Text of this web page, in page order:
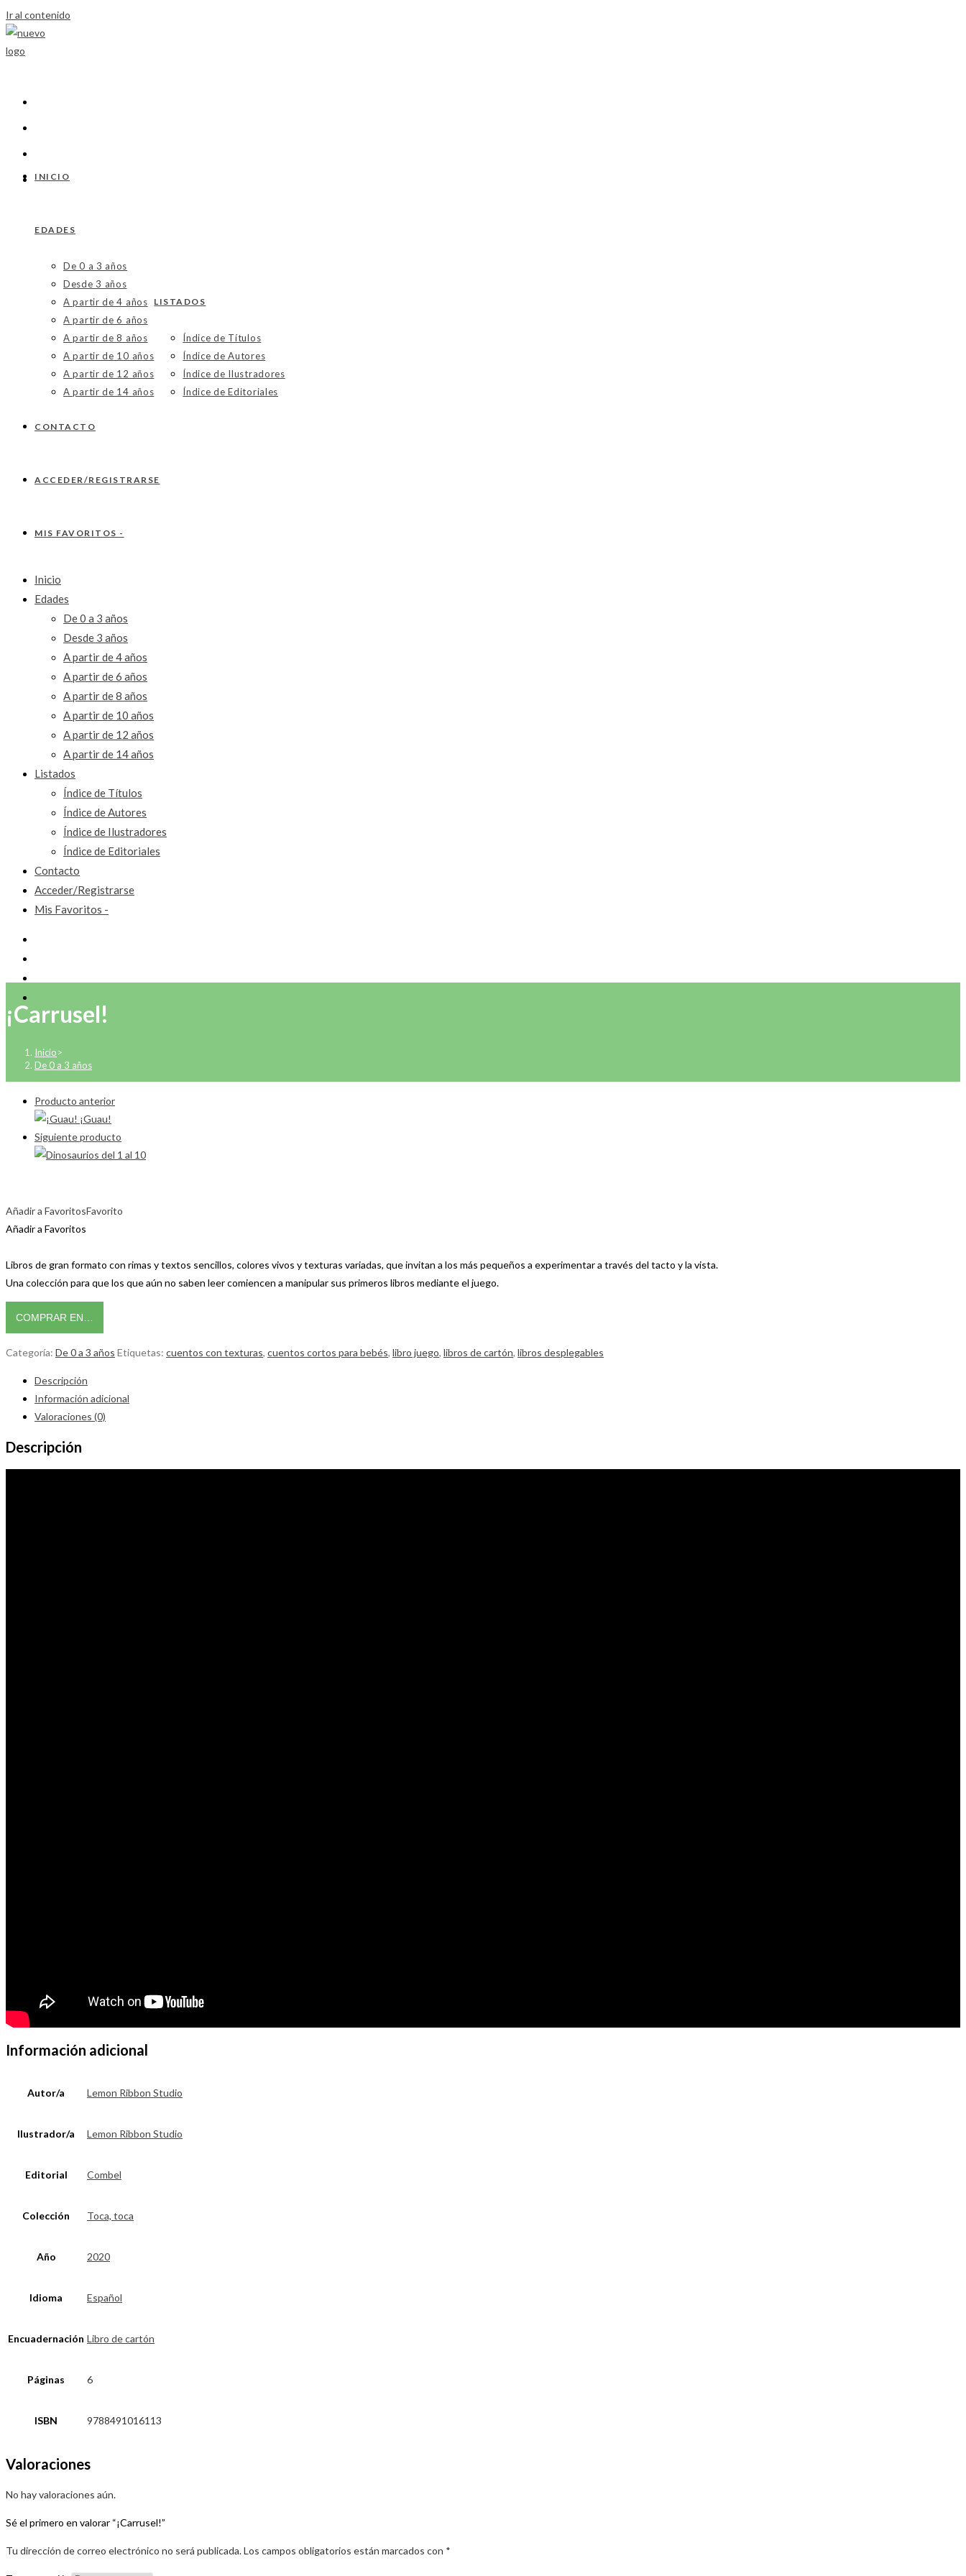
Ir al contenido
INICIO
EDADES
De 0 a 3 años
Desde 3 años
A partir de 4 años
A partir de 6 años
A partir de 8 años
A partir de 10 años
A partir de 12 años
A partir de 14 años
LISTADOS
Índice de Títulos
Índice de Autores
Índice de Ilustradores
Índice de Editoriales
CONTACTO
ACCEDER/REGISTRARSE
MIS FAVORITOS -
Inicio
Edades
De 0 a 3 años
Desde 3 años
A partir de 4 años
A partir de 6 años
A partir de 8 años
A partir de 10 años
A partir de 12 años
A partir de 14 años
Listados
Índice de Títulos
Índice de Autores
Índice de Ilustradores
Índice de Editoriales
Contacto
Acceder/Registrarse
Mis Favoritos -
¡Carrusel!
Inicio>
De 0 a 3 años
Producto anterior
Siguiente producto
Añadir a FavoritosFavorito
Añadir a Favoritos
Libros de gran formato con rimas y textos sencillos, colores vivos y texturas variadas, que invitan a los más pequeños a experimentar a través del tacto y la vista.
Una colección para que los que aún no saben leer comiencen a manipular sus primeros libros mediante el juego.
COMPRAR EN…
Categoría: De 0 a 3 años Etiquetas: cuentos con texturas, cuentos cortos para bebés, libro juego, libros de cartón, libros desplegables
Descripción
Información adicional
Valoraciones (0)
Descripción
Información adicional
Autor/a Lemon Ribbon Studio
Ilustrador/a Lemon Ribbon Studio
Editorial Combel
Colección Toca, toca
Año 2020
Idioma Español
Encuadernación Libro de cartón
Páginas 6
ISBN 9788491016113
Valoraciones
No hay valoraciones aún.
Sé el primero en valorar “¡Carrusel!”
Tu dirección de correo electrónico no será publicada.Los campos obligatorios están marcados con *